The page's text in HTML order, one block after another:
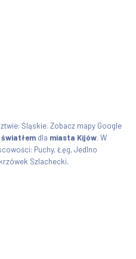
Śląskie. Zobacz mapy Google
dla miasta Kijów. W
Puchy, Łęg, Jedlno
Szlachecki.